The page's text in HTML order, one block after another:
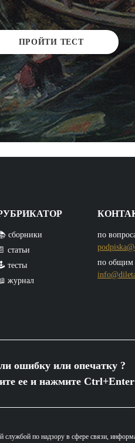
ПРОЙТИ ТЕСТ
сборники
статьи
тесты
журнал
по
по общим
ошибку или опечатку ?
ее и нажмите Ctrl+Enter
по надзору в сфере связи,